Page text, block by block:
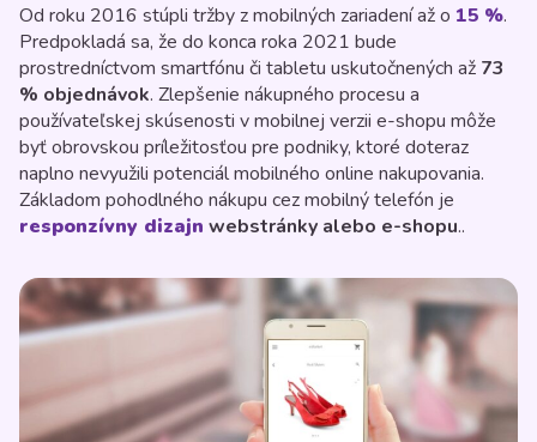
Od roku 2016 stúpli tržby z mobilných zariadení až o 15 %.
Predpokladá sa, že do konca roka 2021 bude
prostredníctvom smartfónu či tabletu uskutočnených až 73
% objednávok. Zlepšenie nákupného procesu a
používateľskej skúsenosti v mobilnej verzii e-shopu môže
byť obrovskou príležitosťou pre podniky, ktoré doteraz
naplno nevyužili potenciál mobilného online nakupovania.
Základom pohodlného nákupu cez mobilný telefón je
responzívny dizajn webstránky alebo e-shopu..